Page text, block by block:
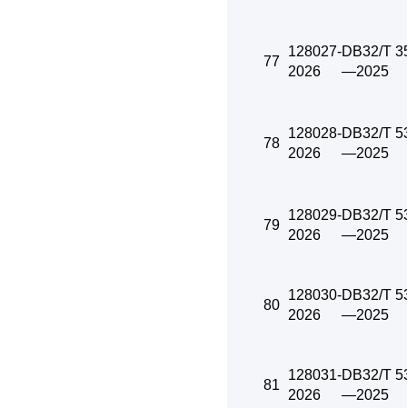
77
128027-
2026
DB32/T
—2025
78
128028-
2026
DB32/T
—2025
79
128029-
2026
DB32/T
—2025
80
128030-
2026
DB32/T
—2025
81
128031-
2026
DB32/T
—2025